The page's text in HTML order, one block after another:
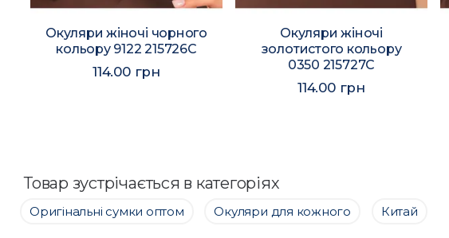
Окуляри жіночі чорного
кольору 9122 215726C
114.00 грн
Окуляри жіночі
золотистого кольору
0350 215727C
114.00 грн
Товар зустрічається в категоріях
Оригінальні сумки оптом Окуляри для кожного Китай